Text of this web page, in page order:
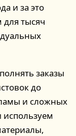
и за это
тысяч
заказы
до
и сложных